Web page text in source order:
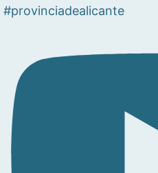
#provinciadealicante